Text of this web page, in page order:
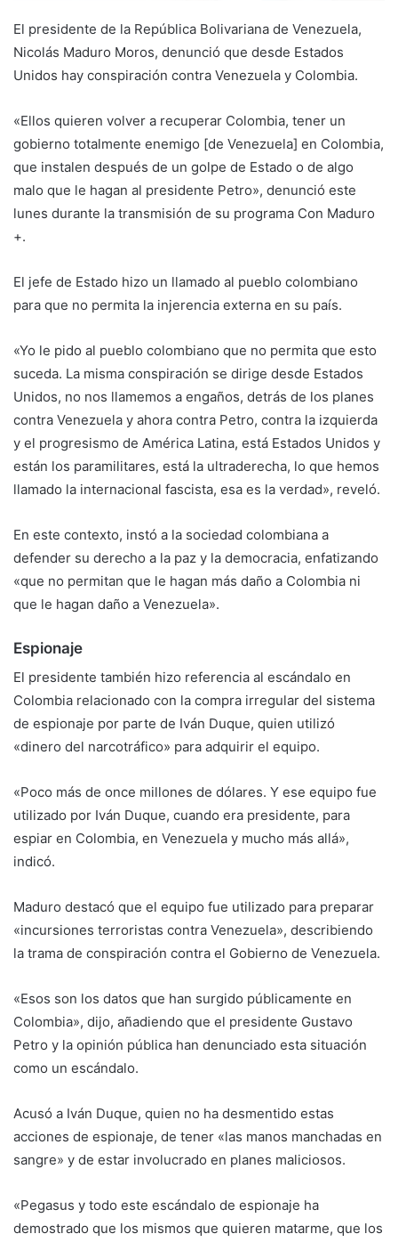
El presidente de la República Bolivariana de Venezuela,
Nicolás Maduro Moros, denunció que desde Estados
Unidos hay conspiración contra Venezuela y Colombia.
«Ellos quieren volver a recuperar Colombia, tener un
gobierno totalmente enemigo [de Venezuela] en Colombia,
que instalen después de un golpe de Estado o de algo
malo que le hagan al presidente Petro», denunció este
lunes durante la transmisión de su programa Con Maduro
+.
El jefe de Estado hizo un llamado al pueblo colombiano
para que no permita la injerencia externa en su país.
«Yo le pido al pueblo colombiano que no permita que esto
suceda. La misma conspiración se dirige desde Estados
Unidos, no nos llamemos a engaños, detrás de los planes
contra Venezuela y ahora contra Petro, contra la izquierda
y el progresismo de América Latina, está Estados Unidos y
están los paramilitares, está la ultraderecha, lo que hemos
llamado la internacional fascista, esa es la verdad», reveló.
En este contexto, instó a la sociedad colombiana a
defender su derecho a la paz y la democracia, enfatizando
«que no permitan que le hagan más daño a Colombia ni
que le hagan daño a Venezuela».
Espionaje
El presidente también hizo referencia al escándalo en
Colombia relacionado con la compra irregular del sistema
de espionaje por parte de Iván Duque, quien utilizó
«dinero del narcotráfico» para adquirir el equipo.
«Poco más de once millones de dólares. Y ese equipo fue
utilizado por Iván Duque, cuando era presidente, para
espiar en Colombia, en Venezuela y mucho más allá»,
indicó.
Maduro destacó que el equipo fue utilizado para preparar
«incursiones terroristas contra Venezuela», describiendo
la trama de conspiración contra el Gobierno de Venezuela.
«Esos son los datos que han surgido públicamente en
Colombia», dijo, añadiendo que el presidente Gustavo
Petro y la opinión pública han denunciado esta situación
como un escándalo.
Acusó a Iván Duque, quien no ha desmentido estas
acciones de espionaje, de tener «las manos manchadas en
sangre» y de estar involucrado en planes maliciosos.
«Pegasus y todo este escándalo de espionaje ha
demostrado que los mismos que quieren matarme, que los